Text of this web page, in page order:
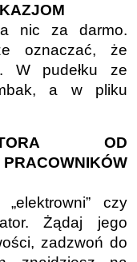
nic za darmo.
oznaczać, że
W pudełku ze
a w pliku
OD
czy
Żądaj jego
zadzwoń do